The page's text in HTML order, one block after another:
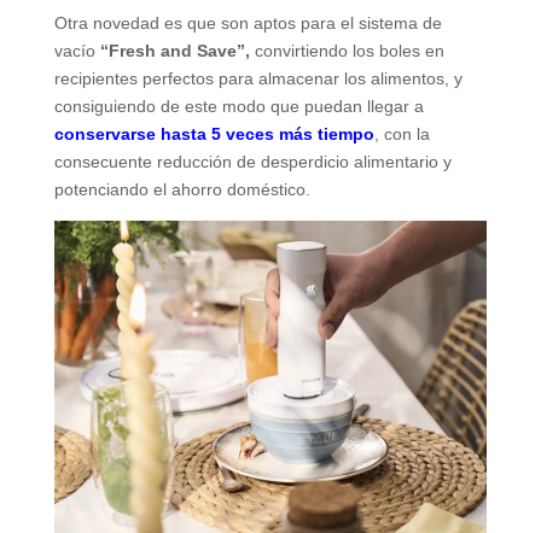
Otra novedad es que son aptos para el sistema de
vacío “Fresh and Save”, convirtiendo los boles en
recipientes perfectos para almacenar los alimentos, y
consiguiendo de este modo que puedan llegar a
conservarse hasta 5 veces más tiempo , con la
consecuente reducción de desperdicio alimentario y
potenciando el ahorro doméstico.